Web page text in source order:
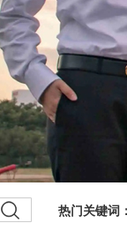
热门关键词